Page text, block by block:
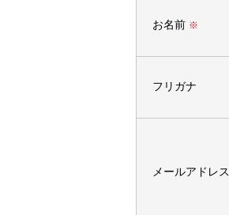
お名前 ※
フリガナ
メールアドレス